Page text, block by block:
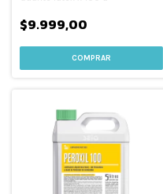
$9.999,00
COMPRAR